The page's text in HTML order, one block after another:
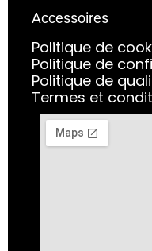
Accessoires
Politique de
Politique de
Politique de
Termes et